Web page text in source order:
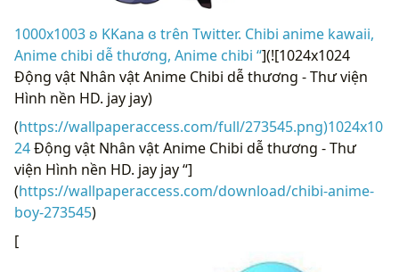
1000x1003 ʚ KKana ɞ trên Twitter. Chibi anime kawaii,
Anime chibi dễ thương, Anime chibi “](![1024x1024
Động vật Nhân vật Anime Chibi dễ thương - Thư viện
Hình nền HD. jay jay)
(https://wallpaperaccess.com/full/273545.png)1024x10
24Động vật Nhân vật Anime Chibi dễ thương - Thư
viện Hình nền HD. jay jay “]
(https://wallpaperaccess.com/download/chibi-anime-
boy-273545)
[